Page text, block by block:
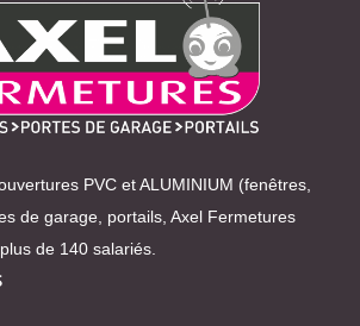
PVC et ALUMINIUM (fenêtres,
de garage, portails, Axel Fermetures
de 140 salariés.